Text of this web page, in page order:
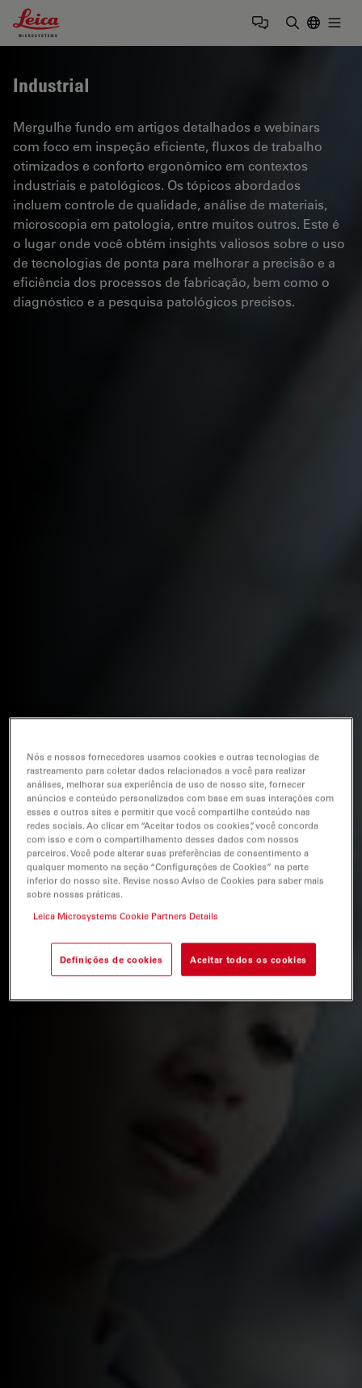
Leica Microsystems Logo
Industrial
Mergulhe fundo em artigos detalhados e webinars
com foco em inspeção eficiente, fluxos de trabalho
otimizados e conforto ergonômico em contextos
industriais e patológicos. Os tópicos abordados
incluem controle de qualidade, análise de materiais,
microscopia em patologia, entre muitos outros. Este é
o lugar onde você obtém insights valiosos sobre o uso
de tecnologias de ponta para melhorar a precisão e a
eficiência dos processos de fabricação, bem como o
diagnóstico e a pesquisa patológicos precisos.
Nós e nossos fornecedores usamos cookies e outras tecnologias de
rastreamento para coletar dados relacionados a você para realizar
análises, melhorar sua experiência de uso de nosso site, fornecer
anúncios e conteúdo personalizados com base em suas interações com
esses e outros sites e permitir que você compartilhe conteúdo nas
redes sociais. Ao clicar em “Aceitar todos os cookies”, você concorda
com isso e com o compartilhamento desses dados com nossos
parceiros. Você pode alterar suas preferências de consentimento a
qualquer momento na seção “Configurações de Cookies” na parte
inferior do nosso site. Revise nosso Aviso de Cookies para saber mais
sobre nossas práticas.
Leica Microsystems Cookie Partners Details
Definições de cookies Aceitar todos os cookies